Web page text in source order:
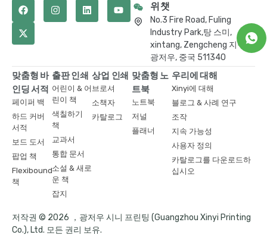
위챗
No.3 Fire Road, Fuling
Industry Park,탕 스미,
xintang, Zengcheng 지구,
광저우, 중국 511340
맞춤형 바
인딩 서적
페이퍼 백
하드 커버
서적
보드 도서
팝업 책
Flexibound
책
출판 인쇄
어린이 & 어
린이 책
색칠하기
책
교과서
통합 문서
소설 & 새로
운 책
잡지
상업 인쇄
브로셔
소책자
카탈로그
맞춤형 노
트북
노트북
저널
플래너
우리에 대해
Xinyi에 대해
블로그 & 사례 연구
조작
지속 가능성
사용자 정의
카탈로그를 다운로드하
십시오
저작권 © 2026 ，광저우 시니 프린팅 (Guangzhou Xinyi Printing
Co.), Ltd. 모든 권리 보유.